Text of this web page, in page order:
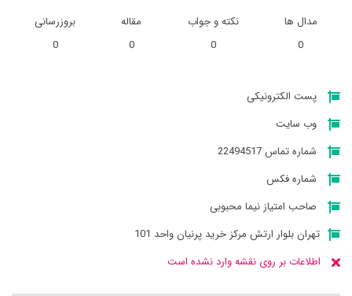
مدال ها
0
نکته و جواب
0
مقاله
0
بروزرسانی
0
پست الکترونیکی
وب سایت
شماره تماس 22494517
شماره فکس
صاحب امتیاز نیما محبوبی
تهران بلوار ارتش مرکز خرید پرنیان واحد 101
اطلاعات بر روی نقشه وارد نشده است